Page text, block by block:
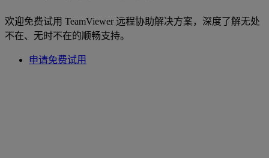
欢迎免费试用 TeamViewer 远程协助解决方案，深度了解无处
不在、无时不在的顺畅支持。
申请免费试用